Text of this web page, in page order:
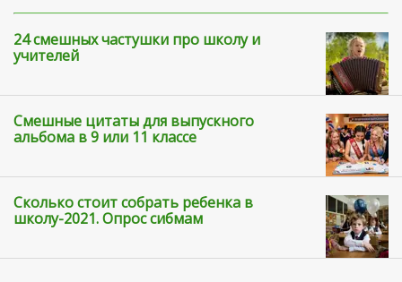
24 смешных частушки про школу и
учителей
Смешные цитаты для выпускного
альбома в 9 или 11 классе
Сколько стоит собрать ребенка в
школу-2021. Опрос сибмам